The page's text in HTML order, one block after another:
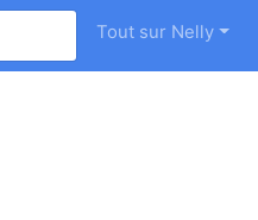
Tout sur Nelly